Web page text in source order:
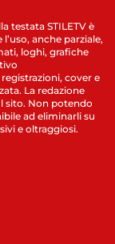
testata STILETV è
anche parziale,
loghi, grafiche
cover e
La redazione
sito. Non potendo
ad eliminarli su
e oltraggiosi.